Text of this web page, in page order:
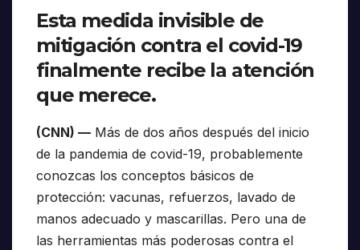
Esta medida invisible de
mitigación contra el covid-19
finalmente recibe la atención
que merece.
(CNN) — Más de dos años después del inicio
de la pandemia de covid-19, probablemente
conozcas los conceptos básicos de
protección: vacunas, refuerzos, lavado de
manos adecuado y mascarillas. Pero una de
las herramientas más poderosas contra el